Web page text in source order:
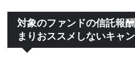
対象のファンドの信託報
まりおススメしないキャ